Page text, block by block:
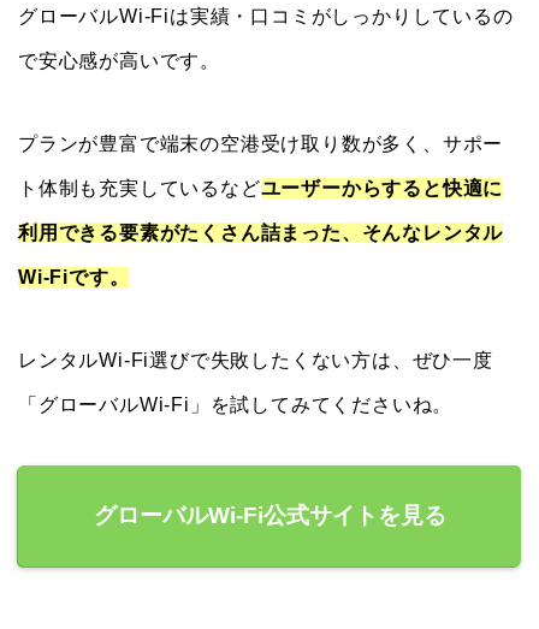
グローバルWi-Fiは実績・口コミがしっかりしているの
で安心感が高いです。
プランが豊富で端末の空港受け取り数が多く、サポー
ト体制も充実しているなどユーザーからすると快適に
利用できる要素がたくさん詰まった、そんなレンタル
Wi-Fiです。
レンタルWi-Fi選びで失敗したくない方は、ぜひ一度
「グローバルWi-Fi」を試してみてくださいね。
グローバルWi-Fi公式サイトを見る